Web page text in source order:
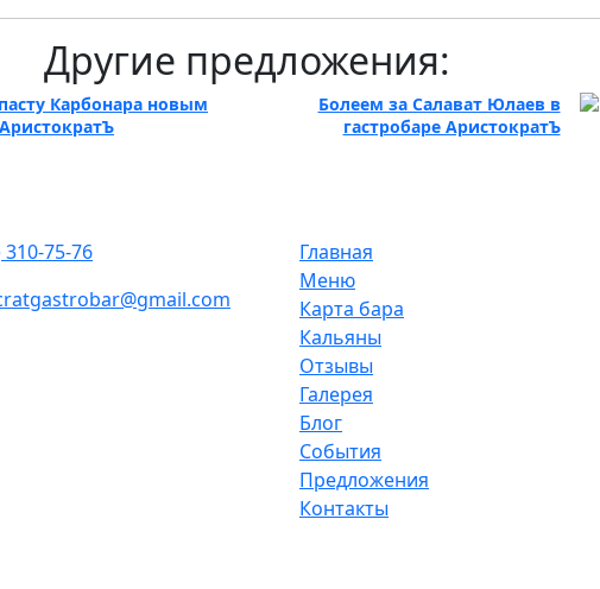
Другие предложения:
Карбонара новым
Болеем за Салават Юлаев в
гастробаре АристократЪ
Главная
Меню
Карта бара
Кальяны
Отзывы
Галерея
Блог
События
Предложения
Контакты